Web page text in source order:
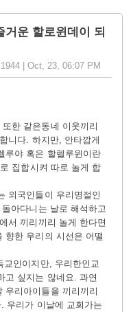
운 할로윈데이 되
| Oct, 23, 06:07 PM
한 같은동네 이웃끼리
니다. 하지만, 안타깝게
루야 혹은 할렐루윈이란
집합시켜 따로 놀게 합
외국인들이 우리명절인
아다니는 날로 해석하고
서 끼리끼리 놀게 한다면
향한 우리의 시선은 어떨
인이지만, 우리한인교
고 싶지는 않네요. 과연
우리아이들을 끼리끼리
우리가 이날에 교회가는